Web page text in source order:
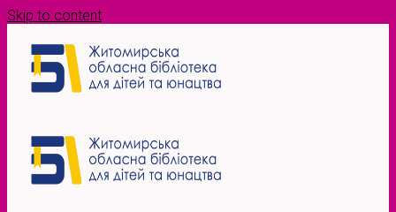
Skip to content